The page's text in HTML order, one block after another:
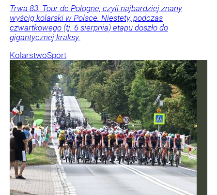
Trwa 83. Tour de Pologne, czyli najbardziej znany
wyścig kolarski w Polsce. Niestety, podczas
czwartkowego (tj. 6 sierpnia) etapu doszło do
gigantycznej kraksy.
KolarstwoSport